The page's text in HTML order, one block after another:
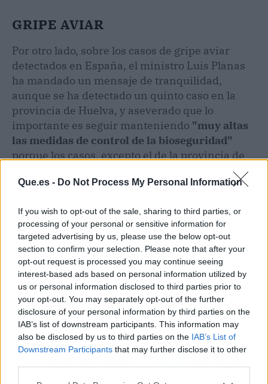
Que.es - Do Not Process My Personal Information
If you wish to opt-out of the sale, sharing to third parties, or
processing of your personal or sensitive information for
targeted advertising by us, please use the below opt-out
section to confirm your selection. Please note that after your
opt-out request is processed you may continue seeing
interest-based ads based on personal information utilized by
us or personal information disclosed to third parties prior to
your opt-out. You may separately opt-out of the further
disclosure of your personal information by third parties on the
IAB’s list of downstream participants. This information may
also be disclosed by us to third parties on the IAB’s List of
Downstream Participants that may further disclose it to other
GRIPE AVIAR
Por otro lado, sobre los casos de gripe aviar
detectados en España, el ministro Luis Planas
ha mandado un mensaje de tranquilidad,
aunque se ha detectado un quinto caso en la
provincia de Huelva, y aseverado que lo
importante es seguir manteniendo "muy altas
las medidas de control de la bioseguridad"
porque los casos, excepto el de la provincia de
Segovia, están vinculados al periodo migratorio
de las aves, pero ha insistido en que los focos
Artículo anterior
TS confirma multa de
485.000€ al Santander
por no reestructurar a
tiempo hipotecas de
clientes en riesgo de
exclusión
Artículo siguiente
Los peluqueros,
esteticistas y barberos
se oponen a la reforma
de los autónomos y
reclaman que sea "justa"